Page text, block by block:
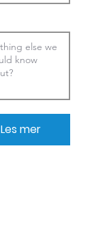
Les mer